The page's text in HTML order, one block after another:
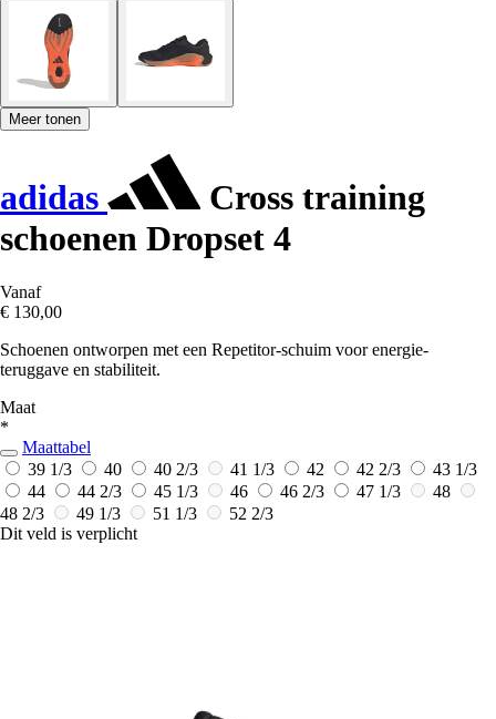
Meer tonen
adidas
Cross training
schoenen Dropset 4
Vanaf
€ 130,00
Schoenen ontworpen met een Repetitor-schuim voor energie-
teruggave en stabiliteit.
Maat
*
Maattabel
39 1/3
40 40 2/3 41 1/3 42 42 2/3
43 1/3
44
44 2/3 45 1/3 46 46 2/3 47 1/3
48
48 2/3
49 1/3 51 1/3
52 2/3
Dit veld is verplicht